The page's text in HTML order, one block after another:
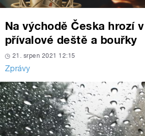
Na východě Česka hrozí
přívalové deště a bouřky
21. srpen 2021 12:15
Zprávy